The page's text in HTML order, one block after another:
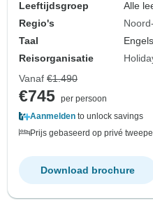
Leeftijdsgroep
Alle
Regio's
Taal
Reisorganisatie
Vanaf €1.490
€745 per persoon
Aanmelden to unlock savings
Prijs gebaseerd op privé
Download brochure